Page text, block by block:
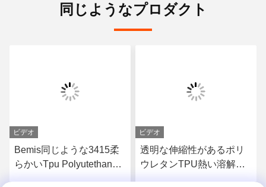
同じようなプロダクト
ビデオ
Bemis同じような3415柔
らかいTpu Polyutethane
ビデオ
透明な伸縮性があるポリ
ウレタンTPU熱い溶解の